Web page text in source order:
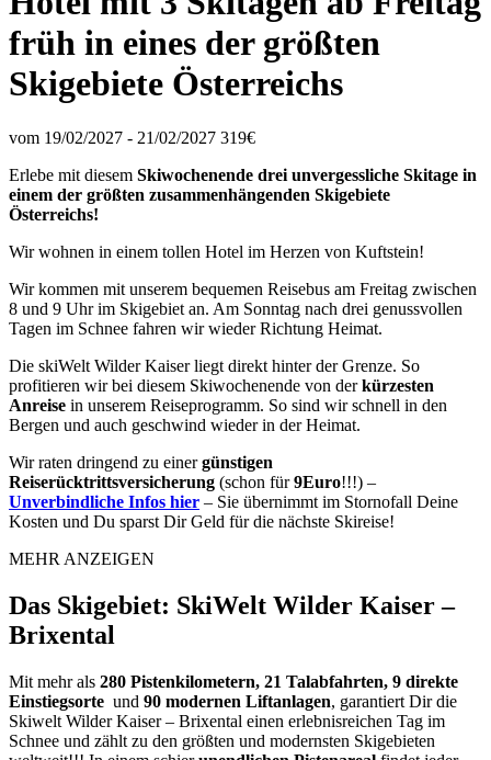
früh in eines der größten
Skigebiete Österreichs
vom 19/02/2027 - 21/02/2027 319€
Erlebe mit diesem Skiwochenende drei unvergessliche Skitage in
einem der größten zusammenhängenden Skigebiete
Österreichs!
Wir wohnen in einem tollen Hotel im Herzen von Kuftstein!
Wir kommen mit unserem bequemen Reisebus am Freitag zwischen
8 und 9 Uhr im Skigebiet an. Am Sonntag nach drei genussvollen
Tagen im Schnee fahren wir wieder Richtung Heimat.
Die skiWelt Wilder Kaiser liegt direkt hinter der Grenze. So
profitieren wir bei diesem Skiwochenende von derkürzesten
Anreise in unserem Reiseprogramm. So sind wir schnell in den
Bergen und auch geschwind wieder in der Heimat.
Wir raten dringend zu einergünstigen
Reiserücktrittsversicherung (schon für9Euro!!!) –
Unverbindliche Infos hier – Sie übernimmt im Stornofall Deine
Kosten und Du sparst Dir Geld für die nächste Skireise!
MEHR ANZEIGEN
Das Skigebiet: SkiWelt Wilder Kaiser –
Brixental
Mit mehr als 280 Pistenkilometern, 21 Talabfahrten, 9 direkte
Einstiegsorte und 90 modernen Liftanlagen, garantiert Dir die
Skiwelt Wilder Kaiser – Brixental einen erlebnisreichen Tag im
Schnee und zählt zu den größten und modernsten Skigebieten